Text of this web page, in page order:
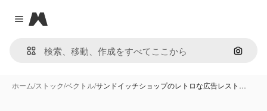
Close menu
Magnific
画像で
ホーム/ストック/ベクトル/サンドイッチショップのレトロな広告レスト…